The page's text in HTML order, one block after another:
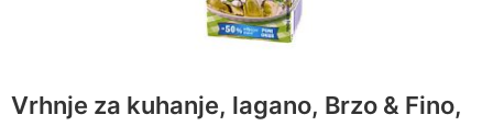
Vrhnje za kuhanje, lagano, Brzo & Fino,